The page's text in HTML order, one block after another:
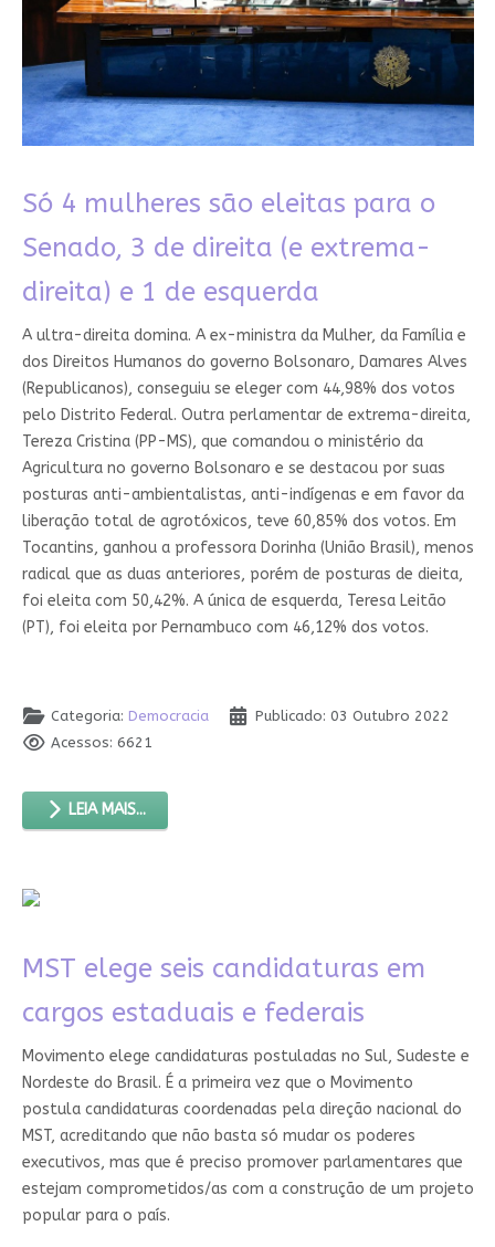
Só 4 mulheres são eleitas para o
Senado, 3 de direita (e extrema-
direita) e 1 de esquerda
A ultra-direita domina. A ex-ministra da Mulher, da Família e
dos Direitos Humanos do governo Bolsonaro, Damares Alves
(Republicanos), conseguiu se eleger com 44,98% dos votos
pelo Distrito Federal. Outra perlamentar de extrema-direita,
Tereza Cristina (PP-MS), que comandou o ministério da
Agricultura no governo Bolsonaro e se destacou por suas
posturas anti-ambientalistas, anti-indígenas e em favor da
liberação total de agrotóxicos, teve 60,85% dos votos. Em
Tocantins, ganhou a professora Dorinha (União Brasil), menos
radical que as duas anteriores, porém de posturas de dieita,
foi eleita com 50,42%. A única de esquerda, Teresa Leitão
(PT), foi eleita por Pernambuco com 46,12% dos votos.
Categoria: Democracia
Publicado: 03 Outubro 2022
Acessos: 6621
LEIA MAIS...
MST elege seis candidaturas em
cargos estaduais e federais
Movimento elege candidaturas postuladas no Sul, Sudeste e
Nordeste do Brasil. É a primeira vez que o Movimento
postula candidaturas coordenadas pela direção nacional do
MST, acreditando que não basta só mudar os poderes
executivos, mas que é preciso promover parlamentares que
estejam comprometidos/as com a construção de um projeto
popular para o país.